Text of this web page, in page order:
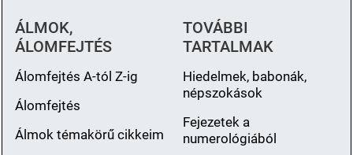
ÁLMOK,
ÁLOMFEJTÉS
Álomfejtés A-tól Z-ig
Álomfejtés
Álmok témakörű cikkeim
TOVÁBBI
TARTALMAK
Hiedelmek, babonák,
népszokások
Fejezetek a
numerológiából